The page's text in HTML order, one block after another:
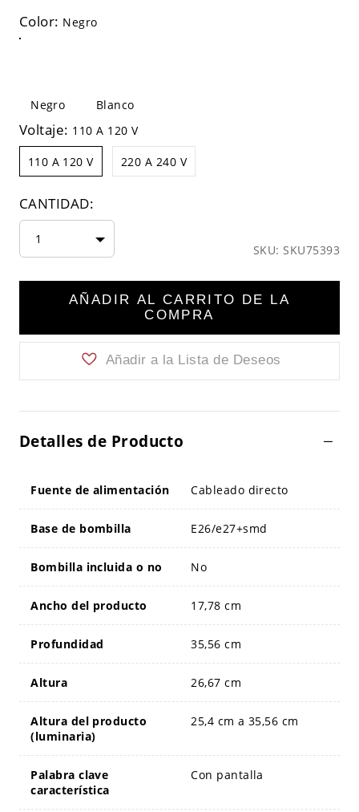
Color: Negro
Negro Blanco
Voltaje: 110 A 120 V
110 A 120 V 220 A 240 V
CANTIDAD:
1
SKU: SKU75393
AÑADIR AL CARRITO DE LA
COMPRA
Añadir a la Lista de Deseos
Detalles de Producto
Fuente de alimentación Cableado directo
Base de bombilla E26/e27+smd
Bombilla incluida o no No
Ancho del producto 17,78 cm
Profundidad 35,56 cm
Altura 26,67 cm
Altura del producto
(luminaria)
25,4 cm a 35,56 cm
Palabra clave
característica
Con pantalla